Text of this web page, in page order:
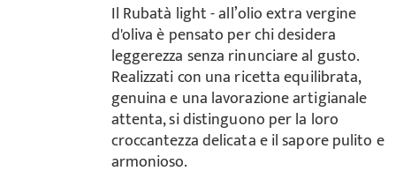
Il Rubatà light - all’olio extra vergine
d'oliva è pensato per chi desidera
leggerezza senza rinunciare al gusto.
Realizzati con una ricetta equilibrata,
genuina e una lavorazione artigianale
attenta, si distinguono per la loro
croccantezza delicata e il sapore pulito e
armonioso.